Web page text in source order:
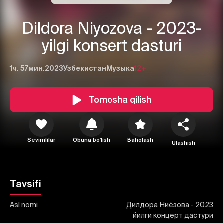
Dildora Niyozova - 2023-
yilgi konsert dasturi
1ч. 57мин.2023Узбекистан Музыка12+
Tomosha qilish
Sevimlilar Obuna boʻlish Baholash Ulashish
Tavsifi
Asl nomi
Дилдора Ниёзова - 2023
йилги концерт дастури
1 2
Yuborish
Bekor qilish Tizimga kirish